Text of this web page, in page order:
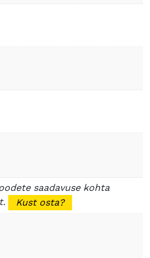
saadavuse kohta
Kust osta?